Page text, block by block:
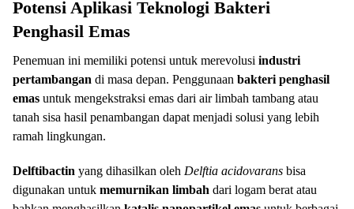
Potensi Aplikasi Teknologi Bakteri
Penghasil Emas
Penemuan ini memiliki potensi untuk merevolusi industri
pertambangan di masa depan. Penggunaan bakteri penghasil
emas untuk mengekstraksi emas dari air limbah tambang atau
tanah sisa hasil penambangan dapat menjadi solusi yang lebih
ramah lingkungan.
Delftibactin yang dihasilkan oleh Delftia acidovarans bisa
digunakan untuk memurnikan limbah dari logam berat atau